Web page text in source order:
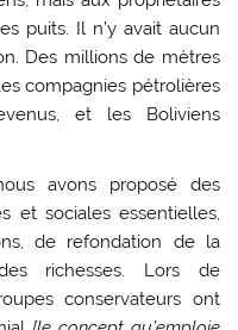
puits. Il n’y avait aucun
Des millions de mètres
compagnies pétrolières
et les Boliviens
avons proposé des
et sociales essentielles,
de refondation de la
richesses. Lors de
conservateurs ont